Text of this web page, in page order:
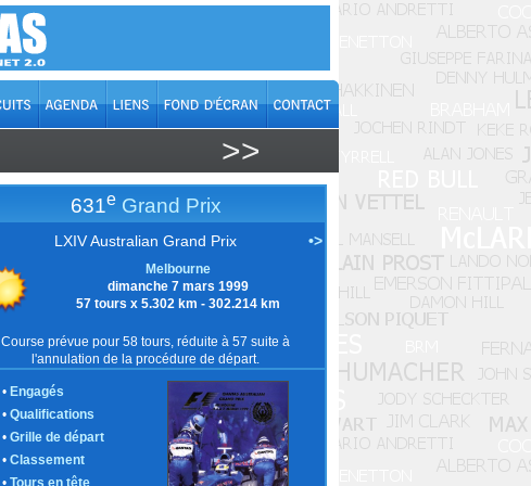
>>
631e Grand Prix
LXIV Australian Grand Prix •>
Melbourne
dimanche 7 mars 1999
57 tours x 5.302 km - 302.214 km
Course prévue pour 58 tours, réduite à 57 suite à
l'annulation de la procédure de départ.
• Engagés
• Qualifications
• Grille de départ
• Classement